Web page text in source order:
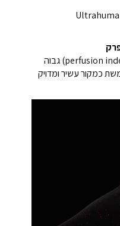
האצבע, בעלת מדד זרימת דם (perfusion index) גבוה
כמקור עשיר ומדויק